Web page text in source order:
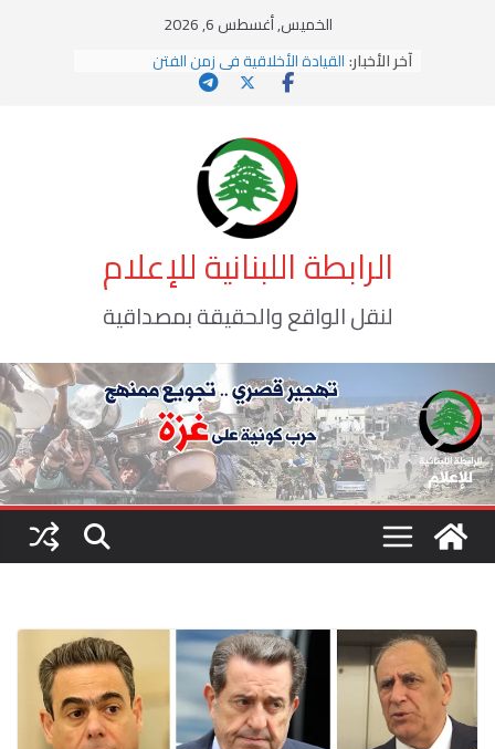
الخميس, أغسطس 6, 2026
آخر الأخبار:
يومَ يَفيضُ العَرَقُ
القيادة الأخلاقية في زمن الفتن
الاستلاب الثقافي وتحديات الهوية الإسلامية
الرابطة اللبنانية للإعلام
لنقل الواقع والحقيقة بمصداقية